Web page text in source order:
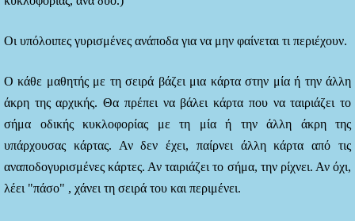
Οι υπόλοιπες γυρισμένες ανάποδα για να μην φαίνεται τι περιέχουν.
Ο κάθε μαθητής με τη σειρά βάζει μια κάρτα στην μία ή την άλλη
άκρη της αρχικής. Θα πρέπει να βάλει κάρτα που να ταιριάζει το
σήμα οδικής κυκλοφορίας με τη μία ή την άλλη άκρη της
υπάρχουσας κάρτας. Αν δεν έχει, παίρνει άλλη κάρτα από τις
αναποδογυρισμένες κάρτες. Αν ταιριάζει το σήμα, την ρίχνει. Αν όχι,
λέει "πάσο" , χάνει τη σειρά του και περιμένει.